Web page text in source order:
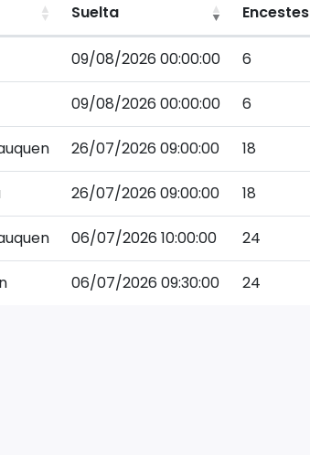
Suelta Encestes
09/08/2026 00:00:00 6
09/08/2026 00:00:00 6
26/07/2026 09:00:00 18
26/07/2026 09:00:00 18
06/07/2026 10:00:00 24
06/07/2026 09:30:00 24